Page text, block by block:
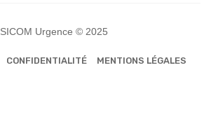
SICOM Urgence © 2025
CONFIDENTIALITÉ MENTIONS LÉGALES